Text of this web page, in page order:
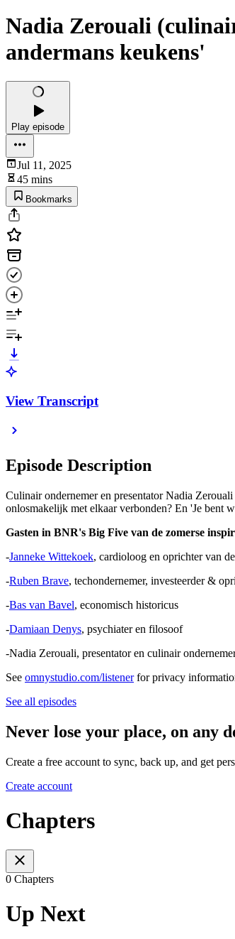
Nadia Zerouali
andermans keukens'
Play episode
Jul 11, 2025
45 mins
Bookmarks
View Transcript
Episode Description
Culinair ondernemer en presentator Nadia
onlosmakelijk met elkaar verbonden? En 'Je bent
Gasten in BNR's Big Five van de zomerse
-Janneke Wittekoek, cardioloog en oprichter van
-Ruben Brave, techondernemer, investeerder &
-Bas van Bavel, economisch historicus
-Damiaan Denys, psychiater en filosoof
-Nadia Zerouali, presentator en culinair
See omnystudio.com/listenerfor privacy
See all episodes
Never lose your place, on any
Create a free account to sync, back up, and get
Create account
Chapters
0 Chapters
Up Next